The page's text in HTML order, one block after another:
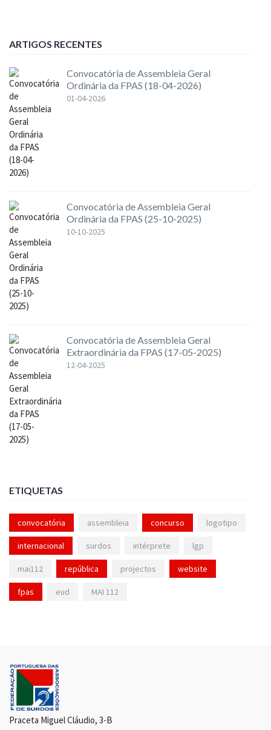
ARTIGOS RECENTES
Convocatória de Assembleia Geral
Ordinária da FPAS (18-04-2026)
01-04-2026
Convocatória de Assembleia Geral
Ordinária da FPAS (25-10-2025)
10-10-2025
Convocatória de Assembleia Geral
Extraordinária da FPAS (17-05-2025)
12-04-2025
ETIQUETAS
convocatória assembleia concurso logotipo
internacional surdos intérprete lgp
mai112 república projectos website
fpas eud MAI 112
Praceta Miguel Cláudio, 3-B